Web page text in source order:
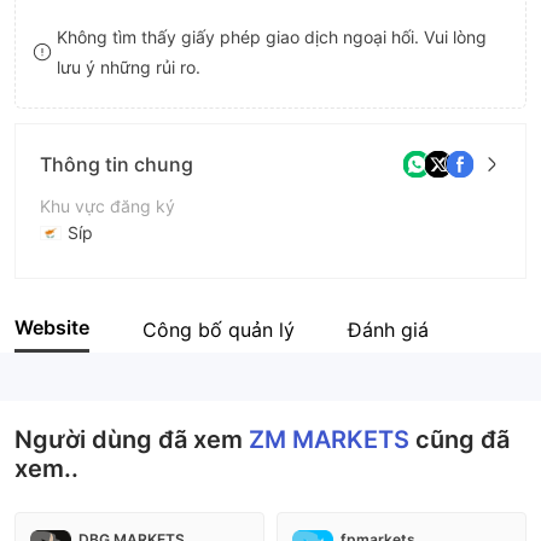
8
9
8
9
Không tìm thấy giấy phép giao dịch ngoại hối. Vui lòng
lưu ý những rủi ro.
Thông tin chung
Khu vực đăng ký
Síp
Tên công ty
Website Công bố quản lý Đánh giá
Người dùng đã xem ZM MARKETS cũng đã
xem..